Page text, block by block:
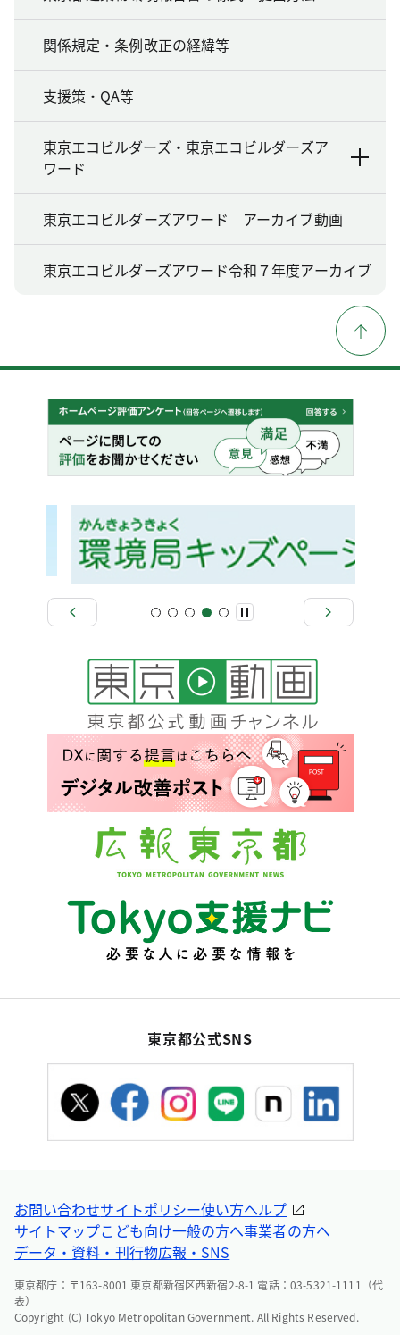
関係規定・条例改正の経緯等
支援策・QA等
東京エコビルダーズ・東京エコビルダーズア
ワード
東京エコビルダーズアワード アーカイブ動画
東京エコビルダーズアワード令和７年度アーカイブ
東京都公式SNS
お問い合わせサイトポリシー使い方ヘルプ
サイトマップこども向け一般の方へ事業者の方へ
データ・資料・刊行物広報・SNS
東京都庁：〒163-8001 東京都新宿区西新宿2-8-1 電話：03-5321-1111（代
表）
Copyright (C) Tokyo Metropolitan Government. All Rights Reserved.